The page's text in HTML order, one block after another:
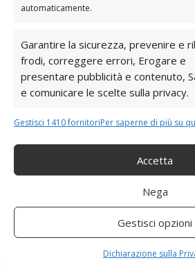
automaticamente.
Garantire la sicurezza, prevenire e
frodi, correggere errori, Erogare e
presentare pubblicità e contenuto,
e comunicare le scelte sulla privacy.
Gestisci 1410 fornitoriPer saperne di più su
Accetta
Nega
Gestisci opzioni
Dichiarazione sulla
Affondi altra gamba
Super Set 1 da ripetere 3
60” Sumo Deadlifit
60” Ponte Glutei con elastici
Super Set: eseguire tutti gli
senza rest.
Riposa 40” quando li hai fatti
Set 2 da ripetere 3 volte
60” Hip thrust con isometria 3”